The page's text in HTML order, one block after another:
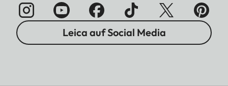
Leica auf Social Media